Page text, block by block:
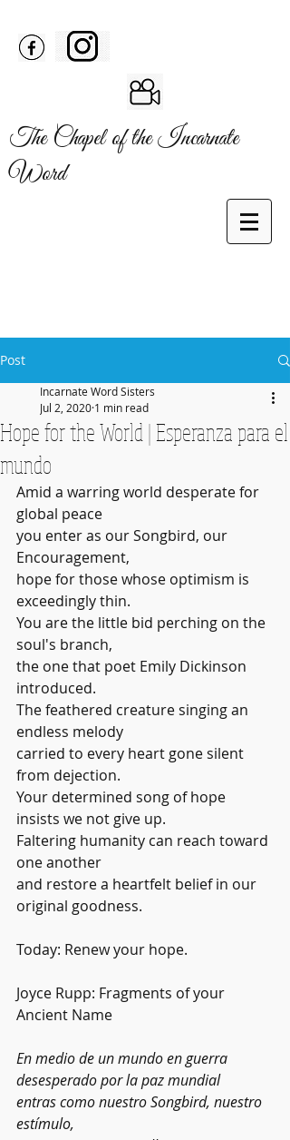
The Chapel of the Incarnate
Word
Post
Hope for the World | Esperanza para el
mundo
Incarnate Word Sisters
Jul 2, 2020 1 min read
Amid a warring world desperate for
global peace
you enter as our Songbird, our
Encouragement,
hope for those whose optimism is
exceedingly thin.
You are the little bid perching on the
soul's branch,
the one that poet Emily Dickinson
introduced.
The feathered creature singing an
endless melody
carried to every heart gone silent
from dejection.
Your determined song of hope
insists we not give up.
Faltering humanity can reach toward
one another
and restore a heartfelt belief in our
original goodness.
Today: Renew your hope.
Joyce Rupp: Fragments of your
Ancient Name
En medio de un mundo en guerra
desesperado por la paz mundial
entras como nuestro Songbird, nuestro
estímulo,